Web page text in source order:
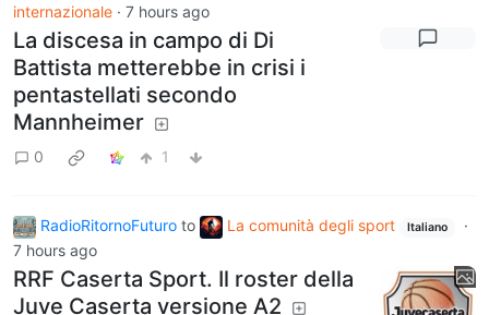
internazionale · 7 hours ago
La discesa in campo di Di
Battista metterebbe in crisi i
pentastellati secondo
Mannheimer
0 1
RadioRitornoFuturo to La comunità degli sport Italiano
·
7 hours ago
RRF Caserta Sport. Il roster della
Juve Caserta versione A2